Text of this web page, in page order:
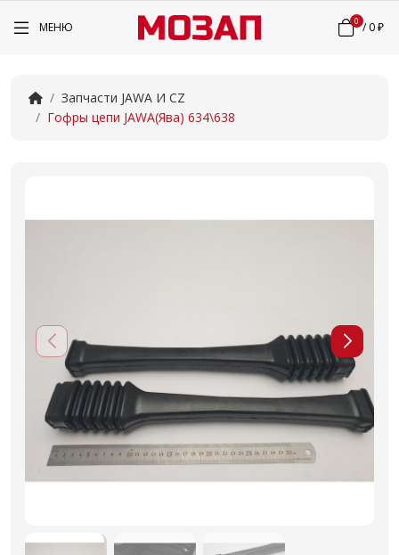
МЕНЮ 0 /0 ₽
Запчасти JAWA И CZ
Гофры цепи JAWA(Ява) 634\638